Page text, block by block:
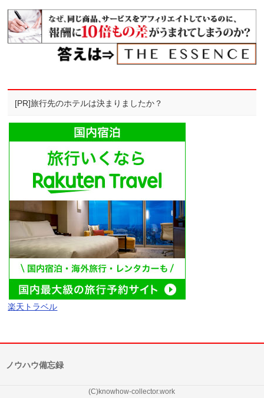
[PR]旅行先のホテルは決まりましたか？
楽天トラベル
ノウハウ備忘録
(C)knowhow-collector.work